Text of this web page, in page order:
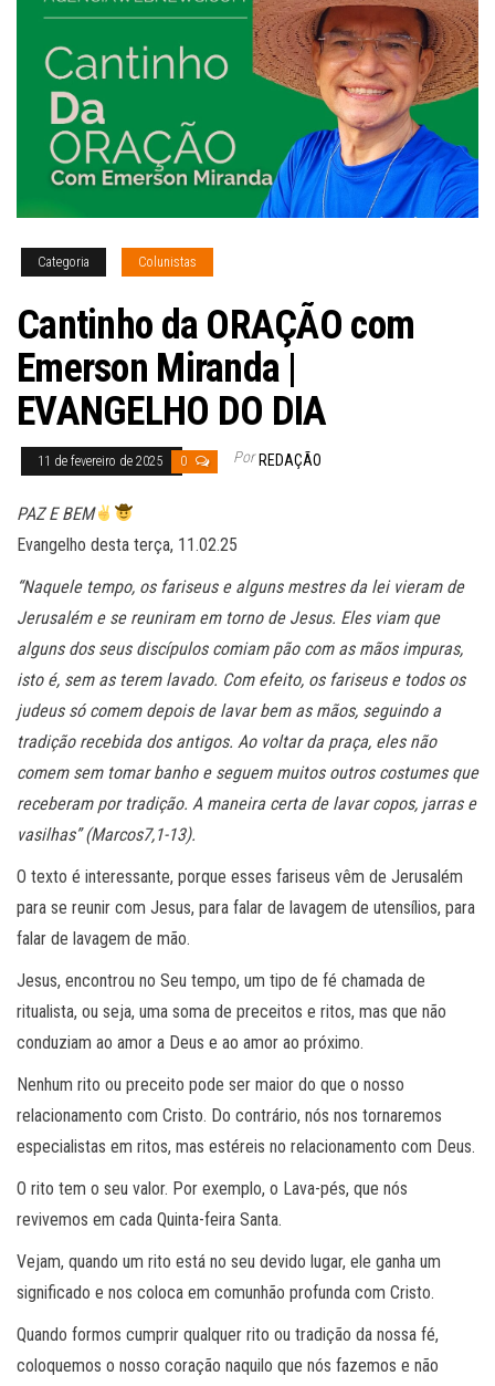
Categoria Colunistas
Cantinho da ORAÇÃO com
Emerson Miranda |
EVANGELHO DO DIA
11 de fevereiro de 2025 0 Por REDAÇÃO
PAZ E BEM
Evangelho desta terça, 11.02.25
“Naquele tempo, os fariseus e alguns mestres da lei vieram de
Jerusalém e se reuniram em torno de Jesus. Eles viam que
alguns dos seus discípulos comiam pão com as mãos impuras,
isto é, sem as terem lavado. Com efeito, os fariseus e todos os
judeus só comem depois de lavar bem as mãos, seguindo a
tradição recebida dos antigos. Ao voltar da praça, eles não
comem sem tomar banho e seguem muitos outros costumes que
receberam por tradição. A maneira certa de lavar copos, jarras e
vasilhas” (Marcos7,1-13).
O texto é interessante, porque esses fariseus vêm de Jerusalém
para se reunir com Jesus, para falar de lavagem de utensílios, para
falar de lavagem de mão.
Jesus, encontrou no Seu tempo, um tipo de fé chamada de
ritualista, ou seja, uma soma de preceitos e ritos, mas que não
conduziam ao amor a Deus e ao amor ao próximo.
Nenhum rito ou preceito pode ser maior do que o nosso
relacionamento com Cristo. Do contrário, nós nos tornaremos
especialistas em ritos, mas estéreis no relacionamento com Deus.
O rito tem o seu valor. Por exemplo, o Lava-pés, que nós
revivemos em cada Quinta-feira Santa.
Vejam, quando um rito está no seu devido lugar, ele ganha um
significado e nos coloca em comunhão profunda com Cristo.
Quando formos cumprir qualquer rito ou tradição da nossa fé,
coloquemos o nosso coração naquilo que nós fazemos e não